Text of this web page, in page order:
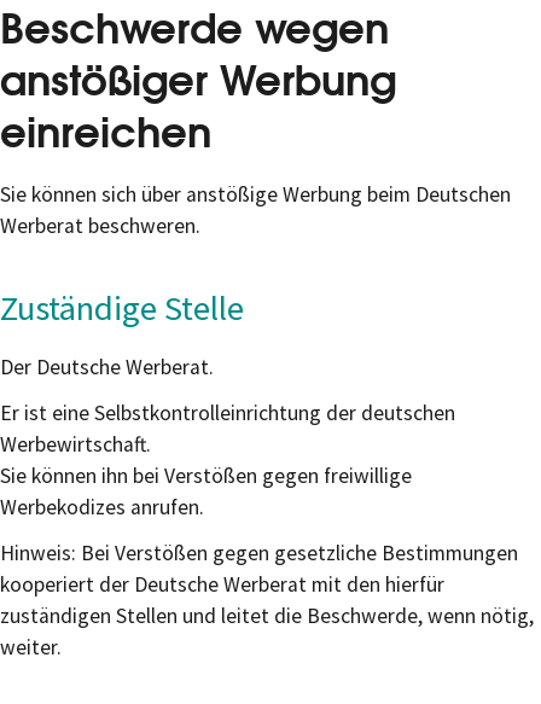
Beschwerde wegen
anstößiger Werbung
einreichen
Sie können sich über anstößige Werbung beim Deutschen
Werberat beschweren.
Zuständige Stelle
Der Deutsche Werberat.
Er ist eine Selbstkontrolleinrichtung der deutschen
Werbewirtschaft.
Sie können ihn bei Verstößen gegen freiwillige
Werbekodizes anrufen.
Hinweis: Bei Verstößen gegen gesetzliche Bestimmungen
kooperiert der Deutsche Werberat mit den hierfür
zuständigen Stellen und leitet die Beschwerde,wenn nötig,
weiter.